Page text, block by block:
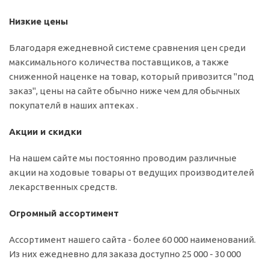
Низкие цены
Благодаря ежедневной системе сравнения цен среди
максимального количества поставщиков, а также
сниженной наценке на товар, который привозится "под
заказ", цены на сайте обычно ниже чем для обычных
покупателй в наших аптеках .
Акции и скидки
На нашем сайте мы постоянно проводим различные
акции на ходовые товары от ведущих производителей
лекарственных средств.
Огромный ассортимент
Ассортимент нашего сайта - более 60 000 наименований.
Из них ежедневно для заказа доступно 25 000 - 30 000